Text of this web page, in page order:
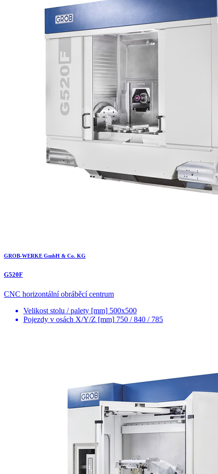
GROB-WERKE GmbH & Co. KG
G520F
CNC horizontální obráběcí centrum
Velikost stolu / palety [mm] 500x500
Pojezdy v osách X/Y/Z [mm] 750 / 840 / 785